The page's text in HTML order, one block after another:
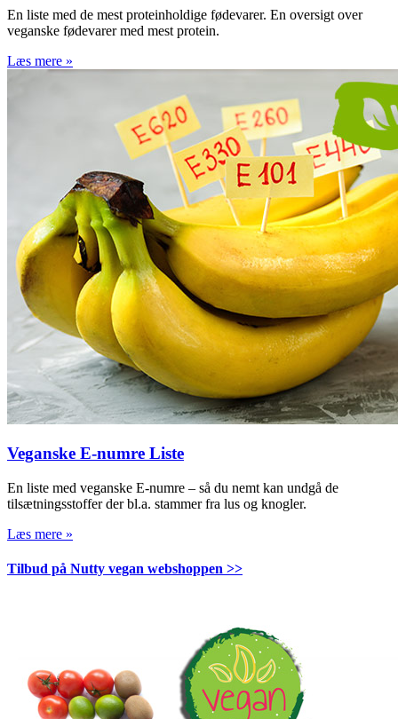
En liste med de mest proteinholdige fødevarer. En oversigt over
veganske fødevarer med mest protein.
Læs mere »
Veganske E-numre Liste
En liste med veganske E-numre – så du nemt kan undgå de
tilsætningsstoffer der bl.a. stammer fra lus og knogler.
Læs mere »
Tilbud på Nutty vegan webshoppen >>